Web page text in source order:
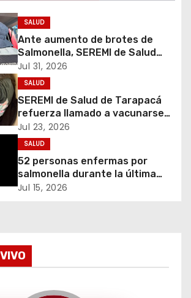
SALUD
Ante aumento de brotes de
Salmonella, SEREMI de Salud
refuerza prohibición del uso de
huevos crudos
Jul 31, 2026
SALUD
SEREMI de Salud de Tarapacá
refuerza llamado a vacunarse
tras ampliación de campaña
contra la influenza para toda la
población
Jul 23, 2026
SALUD
52 personas enfermas por
salmonella durante la última
semana
Jul 15, 2026